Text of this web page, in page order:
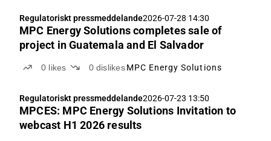
Regulatoriskt pressmeddelande2026-07-28 14:30
MPC Energy Solutions completes sale of
project in Guatemala and El Salvador
0 likes 0 dislikes MPC Energy Solutions
Regulatoriskt pressmeddelande2026-07-23 13:50
MPCES: MPC Energy Solutions Invitation to
webcast H1 2026 results